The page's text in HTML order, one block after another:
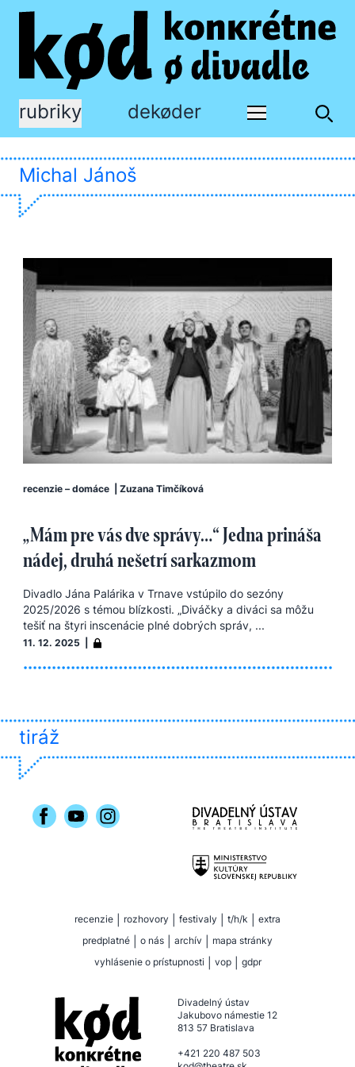
rubriky dekøder
Michal Jánoš
recenzie – domáce Zuzana Timčíková
„Mám pre vás dve správy…“ Jedna prináša
nádej, druhá nešetrí sarkazmom
Divadlo Jána Palárika v Trnave vstúpilo do sezóny
2025/2026 s témou blízkosti. „Diváčky a diváci sa môžu
tešiť na štyri inscenácie plné dobrých správ, ...
11. 12. 2025 |
tiráž
recenzie rozhovory festivaly t/h/k
extra
predplatné
o nás archív
mapa stránky
vyhlásenie o prístupnosti
vop gdpr
Divadelný ústav
Jakubovo námestie 12
813 57 Bratislava
+421 220 487 503